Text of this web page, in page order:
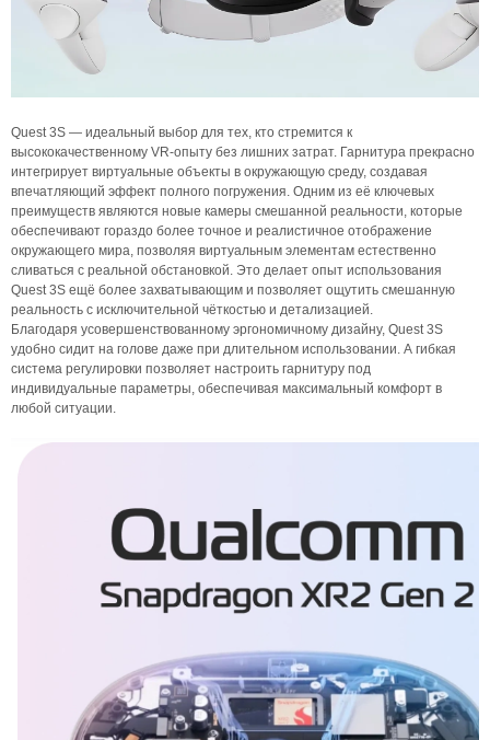
Quest 3S — идеальный выбор для тех, кто стремится к
высококачественному VR-опыту без лишних затрат. Гарнитура прекрасно
интегрирует виртуальные объекты в окружающую среду, создавая
впечатляющий эффект полного погружения. Одним из её ключевых
преимуществ являются новые камеры смешанной реальности, которые
обеспечивают гораздо более точное и реалистичное отображение
окружающего мира, позволяя виртуальным элементам естественно
сливаться с реальной обстановкой. Это делает опыт использования
Quest 3S ещё более захватывающим и позволяет ощутить смешанную
реальность с исключительной чёткостью и детализацией.
Благодаря усовершенствованному эргономичному дизайну, Quest 3S
удобно сидит на голове даже при длительном использовании. А гибкая
система регулировки позволяет настроить гарнитуру под
индивидуальные параметры, обеспечивая максимальный комфорт в
любой ситуации.